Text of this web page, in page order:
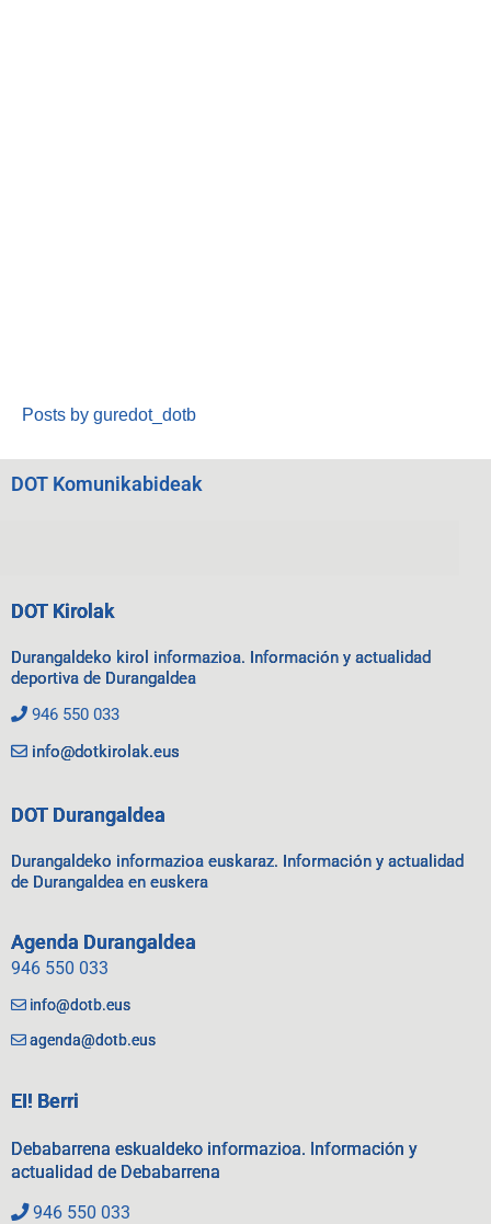
Posts by guredot_dotb
DOT Komunikabideak
DOT Kirolak
Durangaldeko kirol informazioa. Información y actualidad
deportiva de Durangaldea
946 550 033
info@dotkirolak.eus
DOT Durangaldea
Durangaldeko informazioa euskaraz. Información y actualidad
de Durangaldea en euskera
Agenda Durangaldea
946 550 033
info@dotb.eus
agenda@dotb.eus
EI! Berri
Debabarrena eskualdeko informazioa. Información y
actualidad de Debabarrena
946 550 033